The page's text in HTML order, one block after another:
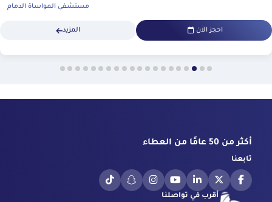
مستشفى المواساة الدمام
احجز الآن المزيد
أكثر من 50 عامًا من العطاء
تابعنا
أقرب في تواصلنا